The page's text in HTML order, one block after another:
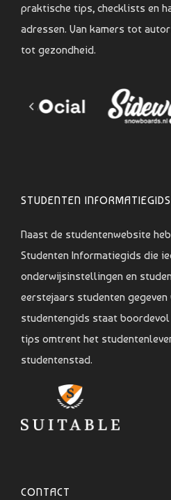
praktische tips, checklists en
adressen. Van kamers tot
tot gezondheid.
STUDENTEN INFORMATIEGIDS
Naast de studentenwebsite
Studenten Informatiegids die
onderwijsinstellingen en
eerstejaars studenten gegeven
studentengids staat
tips omtrent het
studentenstad.
CONTACT